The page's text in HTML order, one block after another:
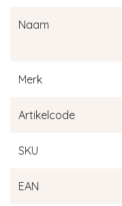
Naam
Merk
Artikelcode
SKU
EAN